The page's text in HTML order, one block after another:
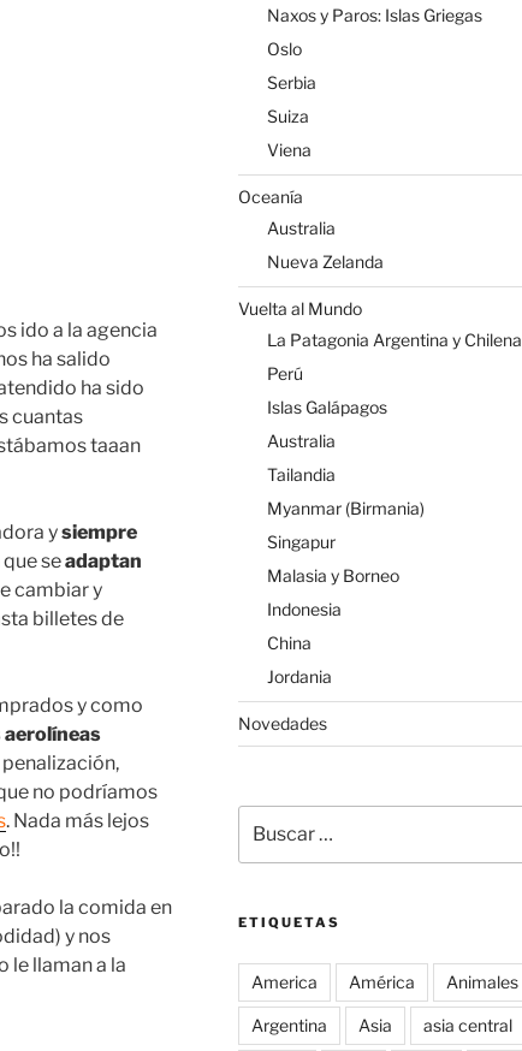
ido a la agencia
ha salido
ha sido
cuantas
taaan
ysiempre
seadaptan
cambiar y
billetes de
y como
no podríamos
. Nada más lejos
la comida en
y nos
le llaman a la
Naxos y Paros: Islas Griegas
Oslo
Serbia
Suiza
Viena
Oceanía
Australia
Nueva Zelanda
Vuelta al Mundo
La Patagonia Argentina y Chilena
Perú
Islas Galápagos
Australia
Tailandia
Myanmar (Birmania)
Singapur
Malasia y Borneo
Indonesia
China
Jordania
Novedades
por:
ETIQUETAS
America América Animales
Argentina Asia asia central